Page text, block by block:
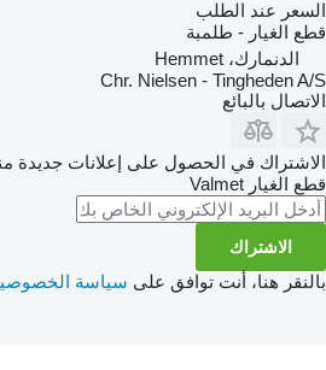
السعر عند الطلب
قطع الغيار - طلمبة
الدنمارك، Hemmet
Chr. Nielsen - Tingheden A/S
الاتصال بالبائع
الاشتراك في الحصول على إعلانات جديدة
قطع الغيار Valmet
الاشتراك
بالنقر هنا، أنت توافق على سياسة